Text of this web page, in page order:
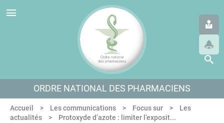
Aller au menu
Aller au contenu
Aller en bas de page
ORDRE NATIONAL DES PHARMACIENS
Accueil Les communications Focus sur
Les
actualités
Protoxyde d’azote : limiter l’exposit...
Panneau de gestion des cookies